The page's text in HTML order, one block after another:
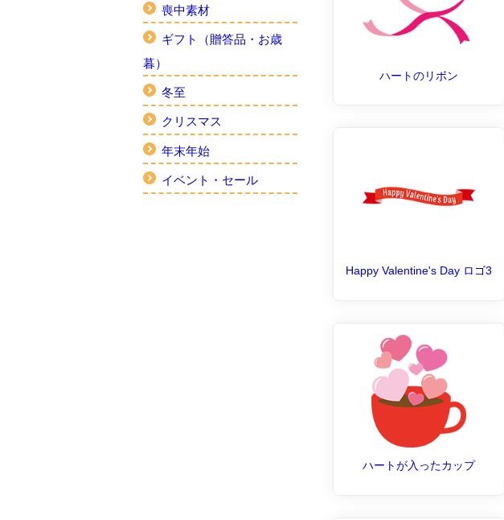
喪中素材
ギフト（贈答品・お歳
暮）
冬至
クリスマス
年末年始
イベント・セール
ハートのリボン
Happy Valentine's Day ロゴ3
ハートが入ったカップ